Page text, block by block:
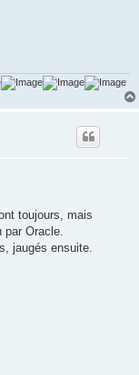
toujours, mais
Oracle.
jaugés ensuite.